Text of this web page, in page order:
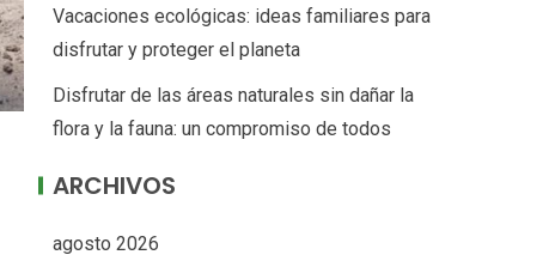
Vacaciones ecológicas: ideas familiares para
disfrutar y proteger el planeta
Disfrutar de las áreas naturales sin dañar la
flora y la fauna: un compromiso de todos
ARCHIVOS
agosto 2026